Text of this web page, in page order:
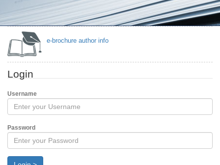
e-brochure author info
Login
Username
Password